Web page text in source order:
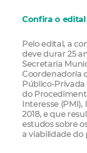
Confira o edital
Pelo edital, a
deve durar 25
Secretaria
Coordenadoria
Público-Privada
do
Interesse
2018, e que
estudos sobre
a viabilidade do